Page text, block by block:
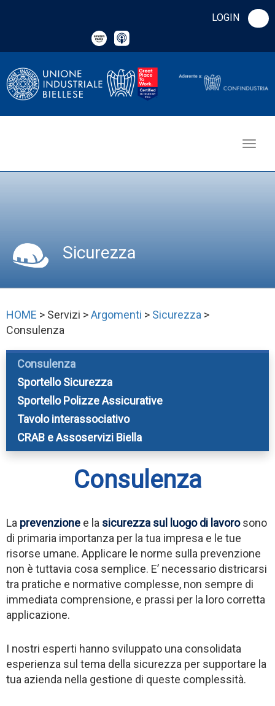
LOGIN
Sicurezza
HOME > Servizi >Argomenti > Sicurezza >
Consulenza
Consulenza
Sportello Sicurezza
Sportello Polizze Assicurative
Tavolo interassociativo
CRAB e Assoservizi Biella
Consulenza
La prevenzione e la sicurezza sul luogo di lavorosono
di primaria importanza per la tua impresa e le tue
risorse umane. Applicare le norme sulla prevenzione
non è tuttavia cosa semplice. E’ necessario districarsi
tra pratiche e normative complesse, non sempre di
immediata comprensione, e prassi per la loro corretta
applicazione.
I nostri esperti hanno sviluppato una consolidata
esperienza sul tema della sicurezza per supportare la
tua azienda nella gestione di queste complessità.